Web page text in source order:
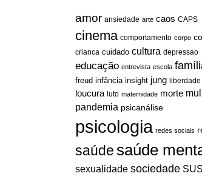
amor ansiedade arte caos CAPS
cinema comportamento corpo
crianca cuidado cultura depressao
educação entrevista escola
freud infância insight jung liberdade
loucura luto maternidade morte
pandemia psicanálise
psicologia redes sociais
saúdesaúde
sexualidade sociedade SUS